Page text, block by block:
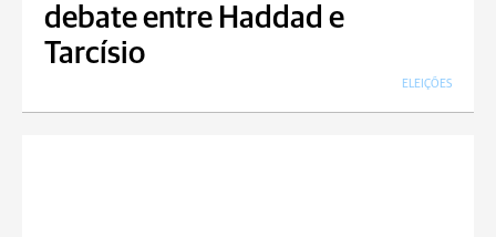
debate entre Haddad e
Tarcísio
ELEIÇÕES